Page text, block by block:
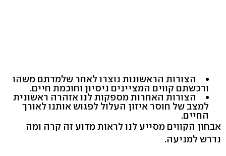
הצורות הראשונות נוצרו לאחר שלמדתם משהו
ורכשתם קווים המציינים ניסיון וחוכמת חיים.
הצורות האחרות מספקות לנו אזהרה ראשונית
למצב של חוסר איזון העלול לפגוש אותנו לאורך
החיים.
אבחון הקווים מסייע לנו לראות מדוע זה קרה ומה
נדרש למניעה.